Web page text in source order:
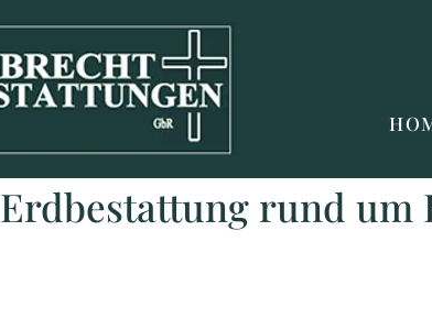
Erdbestattung rund um